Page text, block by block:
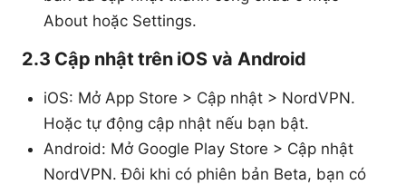
About hoặc Settings.
2.3 Cập nhật trên iOS và Android
iOS: Mở App Store > Cập nhật > NordVPN.
Hoặc tự động cập nhật nếu bạn bật.
Android: Mở Google Play Store > Cập nhật
NordVPN. Đôi khi có phiên bản Beta, bạn có